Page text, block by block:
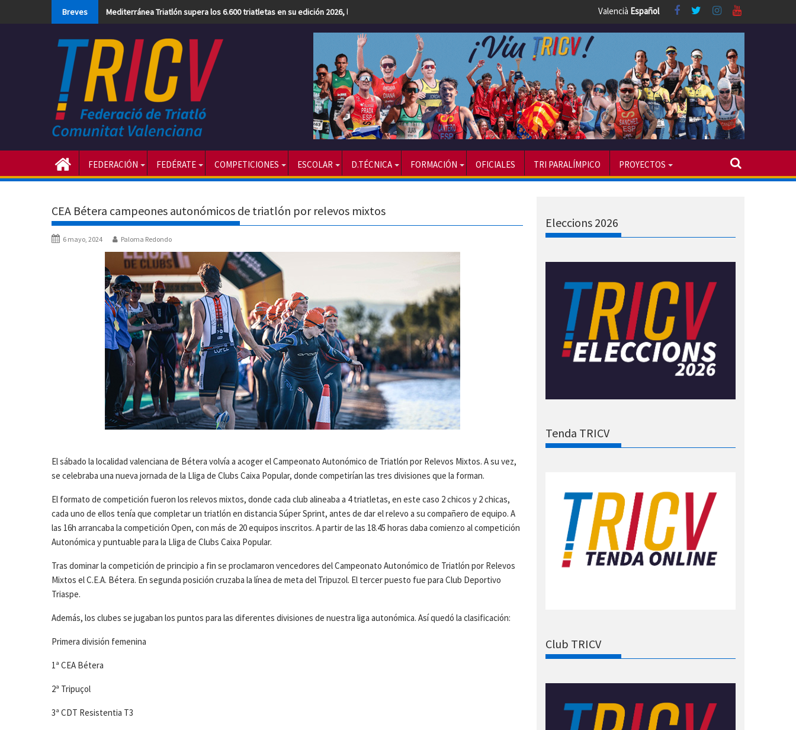
Breves Mediterránea Triatlón supera los 6.600 triatletas en su edición 2026, la más numerosa hasta la fecha Valencià Español
FEDERACIÓN FEDÉRATE COMPETICIONES ESCOLAR D.TÉCNICA FORMACIÓN OFICIALES TRI PARALÍMPICO PROYECTOS
CEA Bétera campeones autonómicos de triatlón por relevos mixtos
6 mayo, 2024 Paloma Redondo
El sábado la localidad valenciana de Bétera volvía a acoger el Campeonato Autonómico de Triatlón por Relevos Mixtos. A su vez,
se celebraba una nueva jornada de la Lliga de Clubs Caixa Popular, donde competirían las tres divisiones que la forman.
El formato de competición fueron los relevos mixtos, donde cada club alineaba a 4 triatletas, en este caso 2 chicos y 2 chicas,
cada uno de ellos tenía que completar un triatlón en distancia Súper Sprint, antes de dar el relevo a su compañero de equipo. A
las 16h arrancaba la competición Open, con más de 20 equipos inscritos. A partir de las 18.45 horas daba comienzo al competición
Autonómica y puntuable para la Lliga de Clubs Caixa Popular.
Tras dominar la competición de principio a fin se proclamaron vencedores del Campeonato Autonómico de Triatlón por Relevos
Mixtos el C.E.A. Bétera. En segunda posición cruzaba la línea de meta del Tripuzol. El tercer puesto fue para Club Deportivo
Triaspe.
Además, los clubes se jugaban los puntos para las diferentes divisiones de nuestra liga autonómica. Así quedó la clasificación:
Primera división femenina
1ª CEA Bétera
2ª Tripuçol
3ª CDT Resistentia T3
Eleccions 2026
Tenda TRICV
Club TRICV